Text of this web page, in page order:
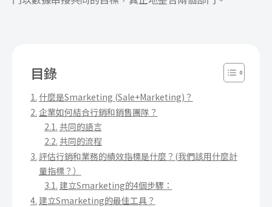
目錄
什麼是Smarketing (Sale+Marketing)？
企業如何結合行銷和銷售團隊？
共同的語言
共同的流程
評估行銷和業務的績效指標是什麼？(我們該用什麼計
量指標？）
建立Smarketing的4個步驟：
建立Smarketing的最佳工具？